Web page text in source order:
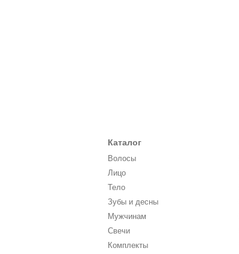
Каталог
Волосы
Лицо
Тело
Зубы и десны
Мужчинам
Свечи
Комплекты